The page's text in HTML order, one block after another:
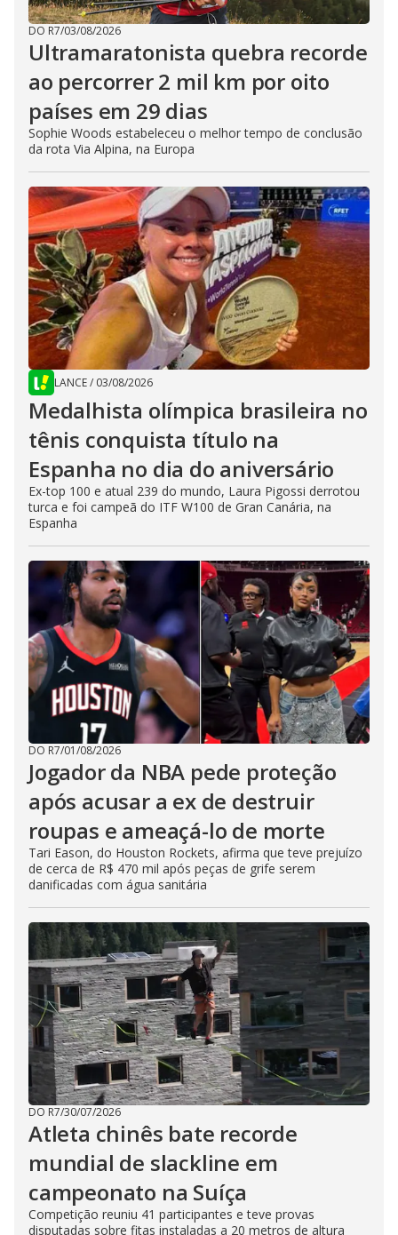
DO R7/03/08/2026
Ultramaratonista quebra recorde
ao percorrer 2 mil km por oito
países em 29 dias
Sophie Woods estabeleceu o melhor tempo de conclusão
da rota Via Alpina, na Europa
LANCE/ 03/08/2026
Medalhista olímpica brasileira no
tênis conquista título na
Espanha no dia do aniversário
Ex-top 100 e atual 239 do mundo, Laura Pigossi derrotou
turca e foi campeã do ITF W100 de Gran Canária, na
Espanha
DO R7/01/08/2026
Jogador da NBA pede proteção
após acusar a ex de destruir
roupas e ameaçá-lo de morte
Tari Eason, do Houston Rockets, afirma que teve prejuízo
de cerca de R$ 470 mil após peças de grife serem
danificadas com água sanitária
DO R7/30/07/2026
Atleta chinês bate recorde
mundial de slackline em
campeonato na Suíça
Competição reuniu 41 participantes e teve provas
disputadas sobre fitas instaladas a 20 metros de altura